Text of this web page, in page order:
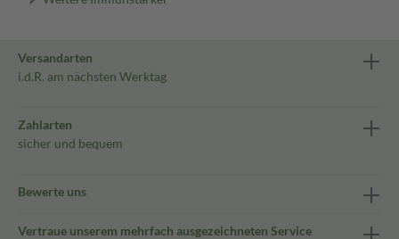
Versandarten
i.d.R. am nächsten Werktag
Zahlarten
sicher und bequem
Bewerte uns
Vertraue unserem mehrfach ausgezeichneten Service